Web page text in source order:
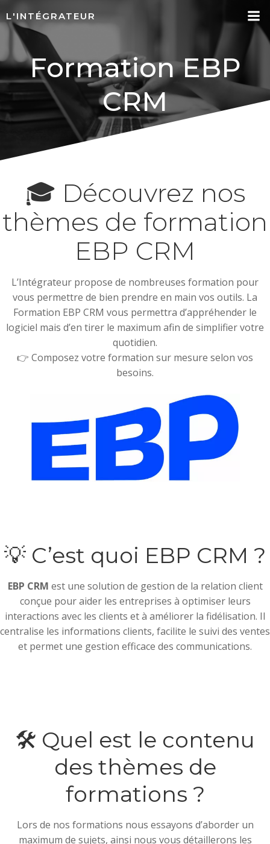
L'INTÉGRATEUR
Formation EBP
CRM
🎓 Découvrez nos
thèmes de formation
EBP CRM
L’Intégrateur propose de nombreuses formation pour
vous permettre de bien prendre en main vos outils. La
Formation EBP CRM vous permettra d’appréhender le
logiciel mais d’en tirer le maximum afin de simplifier votre
quotidien.
👉 Composez votre formation sur mesure selon vos
besoins.
💡 C’est quoi EBP CRM ?
EBP CRM est une solution de gestion de la relation client
conçue pour aider les entreprises à optimiser leurs
interactions avec les clients et à améliorer la fidélisation. Il
centralise les informations clients, facilite le suivi des ventes
et permet une gestion efficace des communications.
🛠️ Quel est le contenu
des thèmes de
formations ?
Lors de nos formations nous essayons d’aborder un
maximum de sujets, ainsi nous vous détaillerons les